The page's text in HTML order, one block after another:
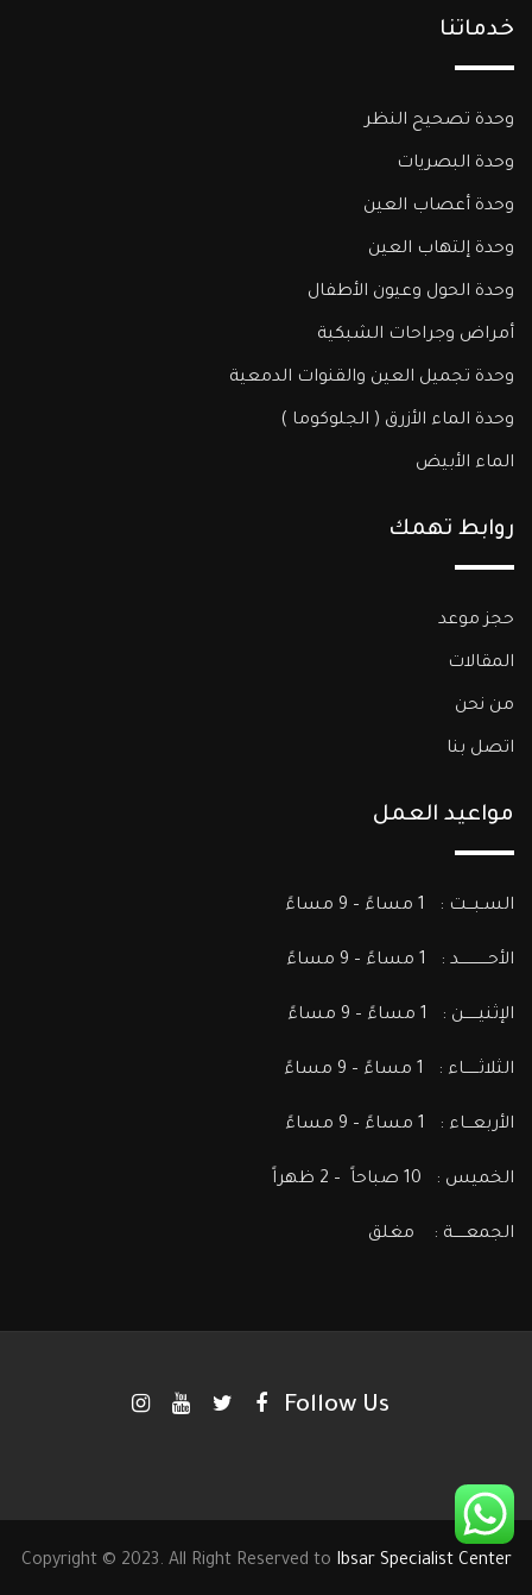
خدماتنا
وحدة تصحيح النظر
وحدة البصريات
وحدة أعصاب العين
وحدة إلتهاب العين
وحدة الحول وعيون الأطفال
أمراض وجراحات الشبكية
وحدة تجميل العين والقنوات الدمعية
وحدة الماء الأزرق ( الجلوكوما )​
الماء الأبيض
روابط تهمك
حجز موعد
المقالات
من نحن
اتصل بنا
مواعيد العمل
السـبـــت : 1 مساءً – 9 مساءً
الأحــــــــــــد : 1 مساءً – 9 مساءً
الإثنيــــــن : 1 مساءً – 9 مساءً
الثلاثــــــاء : 1 مساءً – 9 مساءً
الأربعـــاء : 1 مساءً – 9 مساءً
الخميس : 10 صباحاً – 2 ظهراً
الجمعـــــة : مغلق
Follow Us
Copyright © 2023. All Right Reserved to Ibsar Specialist Center